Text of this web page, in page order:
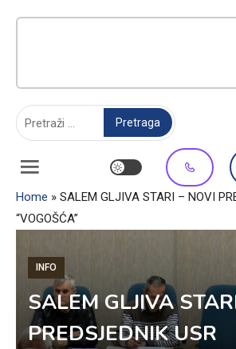
Home » SALEM GLJIVA STARI – NOVI
“VOGOŠĆA”
INFO
SALEM GLJIVA
PREDSJEDNIK USR